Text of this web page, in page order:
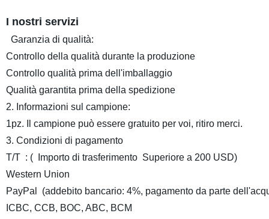
I nostri servizi
Garanzia di qualità:
Controllo della qualità durante la produzione
Controllo qualità prima dell'imballaggio
Qualità garantita prima della spedizione
2. Informazioni sul campione:
1pz. Il campione può essere gratuito per voi, ritiro merci.
3. Condizioni di pagamento
T/T : ( Importo di trasferimento Superiore a 200 USD)
Western Union
PayPal (addebito bancario: 4%, pagamento da parte
ICBC, CCB, BOC, ABC, BCM